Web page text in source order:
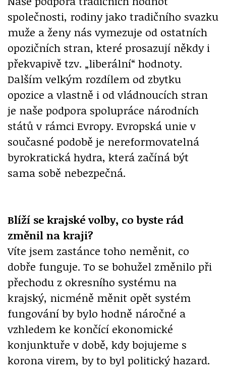
společnosti, rodiny jako tradičního svazku
muže a ženy nás vymezuje od ostatních
opozičních stran, které prosazují někdy i
překvapivě tzv. „liberální“ hodnoty.
Dalším velkým rozdílem od zbytku
opozice a vlastně i od vládnoucích stran
je naše podpora spolupráce národních
států v rámci Evropy. Evropská unie v
současné podobě je nereformovatelná
byrokratická hydra, která začíná být
sama sobě nebezpečná.
Blíží se krajské volby, co byste rád
změnil na kraji?
Víte jsem zastánce toho neměnit, co
dobře funguje. To se bohužel změnilo při
přechodu z okresního systému na
krajský, nicméně měnit opět systém
fungování by bylo hodně náročné a
vzhledem ke končící ekonomické
konjunktuře v době, kdy bojujeme s
korona virem, by to byl politický hazard.